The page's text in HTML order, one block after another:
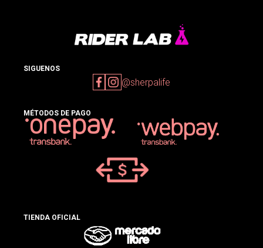
SIGUENOS
@sherpalife
MÉTODOS DE PAGO
TIENDA OFICIAL